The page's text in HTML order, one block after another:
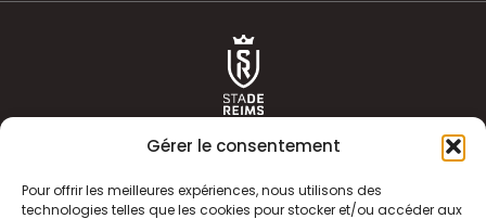
Gérer le consentement
Pour offrir les meilleures expériences, nous utilisons des
technologies telles que les cookies pour stocker et/ou accéder aux